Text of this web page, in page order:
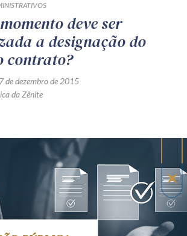
deve ser
a designação do
contrato?
de dezembro de 2015
da Zênite